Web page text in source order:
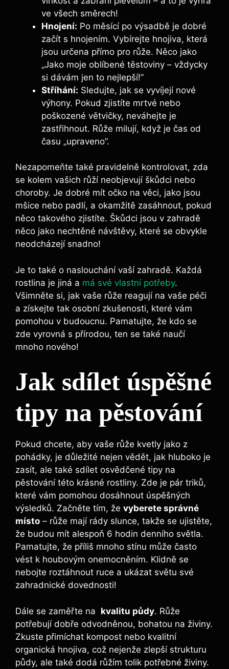
ve všech směrech!
Hnojení: Po ⁤měsící po výsadbě je dobré
začít s ⁤hnojením.‍ Vybírejte hnojiva, která
jsou určena přímo ​pro⁢ růže. Něco jako
„Jako moje oblíbené těstoviny – ​vždycky⁣
si ⁤dávám ‍jen ​to nejlepší!”
Stříhání: Sledujte, ⁤jak se vyvíjejí nové‍
výhony. Pokud ​zjistíte mrtvé⁤ nebo
poškozené větvičky,‌ neváhejte⁤ je
zastřihnout. Růže milují, když je⁣ čas od
času „upraveno”.
Nezapomeňte také pravidelně kontrolovat, ⁢zda
⁤se​ kolem​ vašich ‌růží⁤ neobjevují škůdci nebo⁣
choroby. Je ⁢dobré ⁢mít​ očko na‌ věci, jako jsou⁤
mšice nebo⁢ padlí, a okamžitě​ zasáhnout, pokud
něco takového ‌zjistíte. Škůdci⁤ jsou v ⁤zahradě
něco jako‍ nechtěné návštěvy, které se obvykle
neodcházejí ‌snadno!
Je ⁢to také⁤ o ⁣naslouchání vaší zahradě. Každá
rostlina⁢ je jiná a má své vlastní potřeby.
Všimněte si,‌ jak vaše ⁤růže reagují na vaše⁣ péči
a získejte tak osobní​ zkušenosti, které vám⁣
pomohou v budoucnu.⁤ Pamatujte, že kdo se
zde vyrovná s přírodou, ten se ​také naučí
mnoho nového!
Jak sdílet úspěšné
tipy na pěstování
Pokud ‍chcete, ​aby vaše růže ‍kvetly jako z⁢
pohádky,⁣ je⁣ důležité⁣ nejen vědět, jak hluboko je
zasít, ale ​také sdílet ⁤osvědčené tipy na
pěstování ​této krásné rostliny. Zde je pár triků,
které vám ‍pomohou dosáhnout úspěšných
výsledků. ‌Začněte tím, že vyberete správné
místo – ‍růže mají rády slunce, takže se ujistěte,‌
že ⁣budou⁣ mít ‍alespoň ⁣6​ hodin denního ​světla.
Pamatujte, že příliš mnoho stínu může ‍často
vést ⁣k houbovým ⁤onemocněním. Klidně se
nebojte roztáhnout ⁤ruce a ukázat světu své⁤
zahradnické dovednosti!
Dále‍ se⁣ zaměřte na ⁢ kvalitu půdy. Růže
potřebují dobře odvodněnou, ‍bohatou na živiny.
Zkuste přimíchat kompost nebo kvalitní
⁢organická ⁤hnojiva,⁣ což nejenže ⁢zlepší​ strukturu
půdy, ale také ⁣dodá růžím⁤ tolik potřebné živiny.